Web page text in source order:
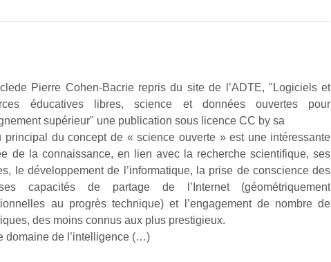
Pierre Cohen-Bacrie repris du site de l’ADTE, "Logiciels et
éducatives libres, science et données ouvertes pour
supérieur" une publication sous licence CC by sa
principal du concept de « science ouverte » est une intéressante
de la connaissance, en lien avec la recherche scientifique, ses
le développement de l’informatique, la prise de conscience des
capacités de partage de l’Internet (géométriquement
au progrès technique) et l’engagement de nombre de
des moins connus aux plus prestigieux.
domaine de l’intelligence (…)